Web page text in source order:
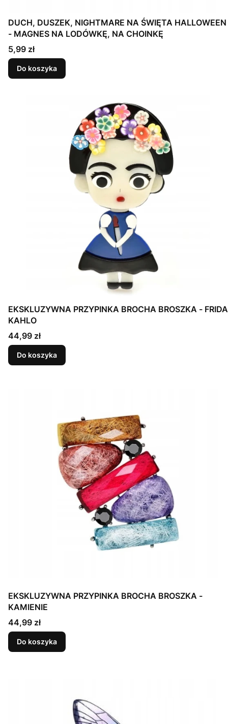
DUCH, DUSZEK, NIGHTMARE NA ŚWIĘTA HALLOWEEN
- MAGNES NA LODÓWKĘ, NA CHOINKĘ
Cena
5,99 zł
Do koszyka
EKSKLUZYWNA PRZYPINKA BROCHA BROSZKA - FRIDA
KAHLO
Cena
44,99 zł
Do koszyka
EKSKLUZYWNA PRZYPINKA BROCHA BROSZKA -
KAMIENIE
Cena
44,99 zł
Do koszyka